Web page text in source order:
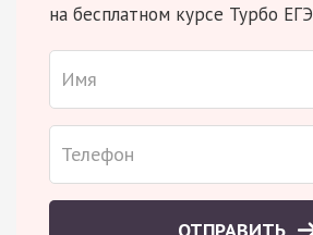
на бесплатном курсе Турбо ЕГЭ
ОТПРАВИТЬ